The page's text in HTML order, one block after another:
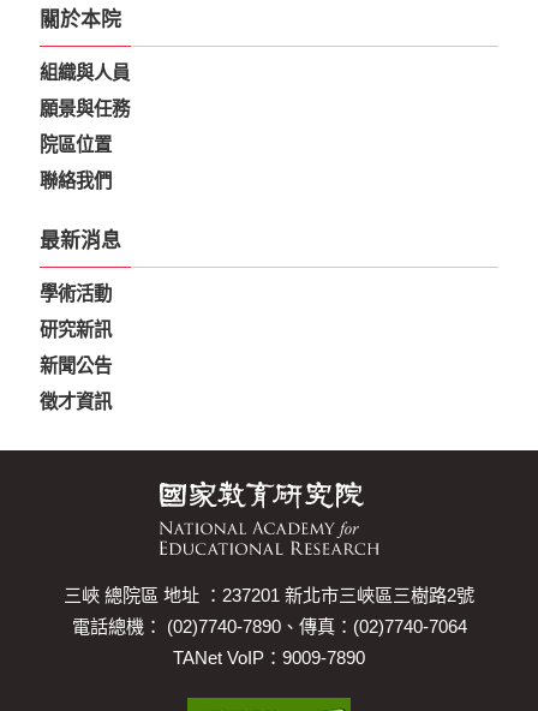
關於本院
組織與人員
願景與任務
院區位置
聯絡我們
最新消息
學術活動
研究新訊
新聞公告
徵才資訊
三峽 總院區 地址 ：237201 新北市三峽區三樹路2號
電話總機： (02)7740-7890、傳真：(02)7740-7064
TANet VoIP：9009-7890